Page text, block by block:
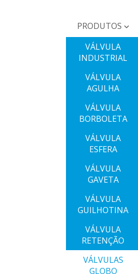
PRODUTOS
VÁLVULA
INDUSTRIAL
VÁLVULA
AGULHA
VÁLVULA
BORBOLETA
VÁLVULA
ESFERA
VÁLVULA
GAVETA
VÁLVULA
GUILHOTINA
VÁLVULA
RETENÇÃO
VÁLVULAS
GLOBO